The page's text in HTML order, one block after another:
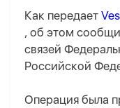
Как передает
, об этом
связей
Российской
Операция была